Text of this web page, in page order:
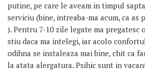
putine, pe care le aveam in timpul
serviciu (bine, intreaba-ma acum, ca as
). Pentru 7-10 zile legate ma pregatesc
stiu daca ma intelegi, iar acolo
odihna se instaleaza mai bine, chit ca
la atata alergatura. Psihic sunt in